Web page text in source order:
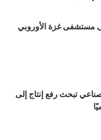
وصول 18 شهيدا إلى مستشفى غزة الأوروبي
تبحث رفع إنتاج إلى